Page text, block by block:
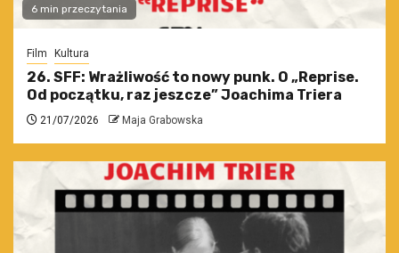
6 min przeczytania
Film Kultura
26. SFF: Wrażliwość to nowy punk. O „Reprise.
Od początku, raz jeszcze” Joachima Triera
21/07/2026 Maja Grabowska